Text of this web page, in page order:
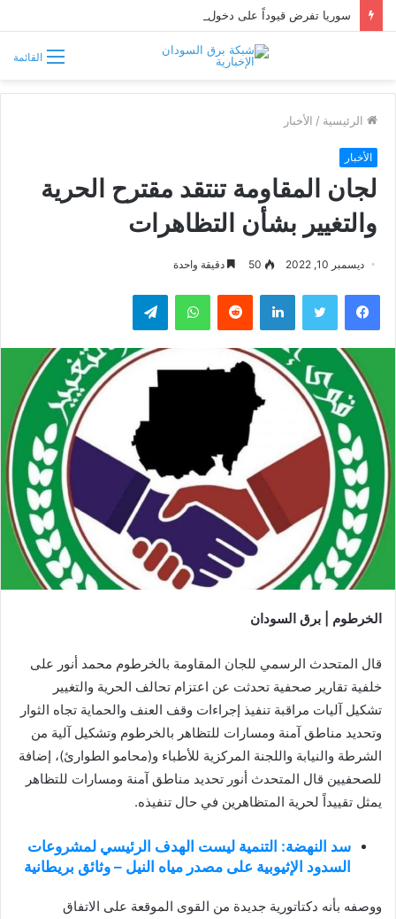
القائمة
الرئيسية / الأخبار
الأخبار
لجان المقاومة تنتقد مقترح الحرية
والتغيير بشأن التظاهرات
ديسمبر 10, 2022 50 دقيقة واحدة
فيسبوك تويتر لينكدإن واتساب تيلقرام
الخرطوم | برق السودان
قال المتحدث الرسمي للجان المقاومة بالخرطوم محمد أنور على
خلفية تقارير صحفية تحدثت عن اعتزام تحالف الحرية والتغيير
تشكيل آليات مراقبة تنفيذ إجراءات وقف العنف والحماية تجاه الثوار
وتحديد مناطق آمنة ومسارات للتظاهر بالخرطوم وتشكيل آلية من
الشرطة والنيابة واللجنة المركزية للأطباء و(محامو الطوارئ)، إضافة
للصحفيين قال المتحدث أنور تحديد مناطق آمنة ومسارات للتظاهر
يمثل تقييداً لحرية المتظاهرين في حال تنفيذه.
سد النهضة: التنمية ليست الهدف الرئيسي لمشروعات
السدود الإثيوبية على مصدر مياه النيل – وثائق بريطانية
ووصفه بأنه دكتاتورية جديدة من القوى الموقعة على الاتفاق